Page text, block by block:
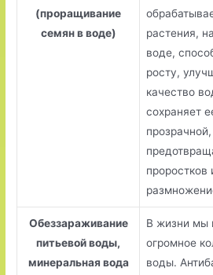
(проращивание
семян в воде)
растения,
воде,
росту,
качество
сохраняет
прозрачной,
проростков
Обеззараживание
питьевой воды,
минеральная вода
В жизни мы
огромное
воды.